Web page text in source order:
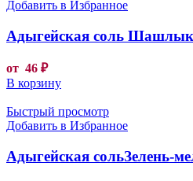
Добавить в Избранное
Адыгейская соль
от 46 ₽
В корзину
Быстрый просмотр
Добавить в Избранное
Адыгейская сольЗелень-